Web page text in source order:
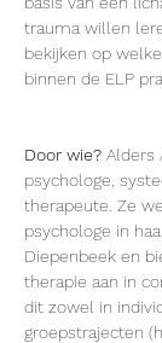
trauma willen
bekijken op
binnen de ELP
Door wie? Alders
psychologe,
therapeute. Ze
psychologe in
Diepenbeek en
therapie aan in
dit zowel in
groepstrajecten